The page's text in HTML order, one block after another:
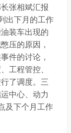
张相斌汇报
出下月的工作
装车出现的
压的原因，
件的讨论，
工程管控、
了调度。三
中心、动力
及下个月工作